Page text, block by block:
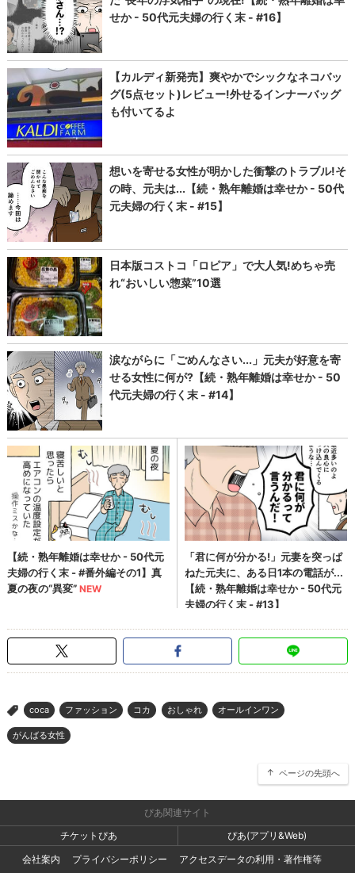
> coca ファッション コカ おしゃれ オールインワン
がんばる女性
ページの先頭へ
ぴあ関連サイト
チケットぴあ
ぴあ(アプリ&Web)
会社案内
プライバシーポリシー
アクセスデータの利用・著作権等